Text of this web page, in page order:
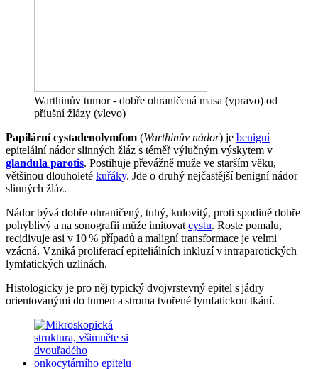
Warthinův tumor - dobře ohraničená masa (vpravo) od
příušní žlázy (vlevo)
Papilární cystadenolymfom (Warthinův nádor) je benigní
epitelální nádor slinných žláz s téměř výlučným výskytem v
glandula parotis. Postihuje převážně muže ve starším věku,
většinou dlouholeté kuřáky. Jde o druhý nejčastější benigní nádor
slinných žláz.
Nádor bývá dobře ohraničený, tuhý, kulovitý, proti spodině dobře
pohyblivý a na sonografii může imitovat cystu. Roste pomalu,
recidivuje asi v 10 % případů a maligní transformace je velmi
vzácná. Vzniká proliferací epiteliálních inkluzí v intraparotických
lymfatických uzlinách.
Histologicky je pro něj typický dvojvrstevný epitel s jádry
orientovanými do lumen a stroma tvořené lymfatickou tkání.